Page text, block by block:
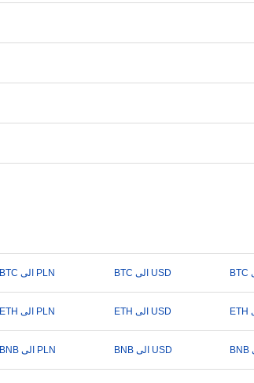
BTC الى PLN BTC الى USD
ETH الى PLN ETH الى USD
BNB الى PLN BNB الى USD